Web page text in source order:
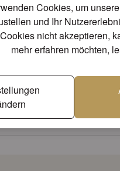
Cookies, um
und Ihr
nicht akzeptieren,
mehr erfahren möchten,
Einzigartige Designs